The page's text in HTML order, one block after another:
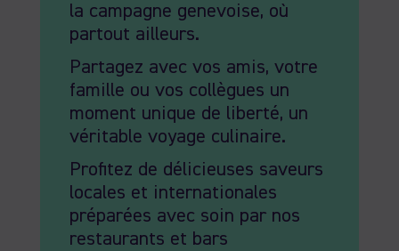
la campagne genevoise, où
partout ailleurs.
Partagez avec vos amis, votre
famille ou vos collègues un
moment unique de liberté, un
véritable voyage culinaire.
Profitez de délicieuses saveurs
locales et internationales
préparées avec soin par nos
restaurants et bars